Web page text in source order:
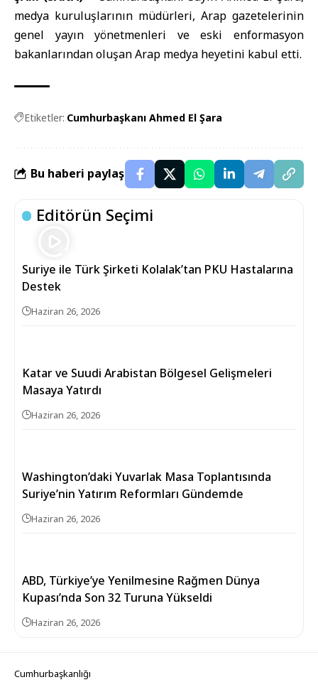
medya kuruluşlarının müdürleri, Arap gazetelerinin
genel yayın yönetmenleri ve eski enformasyon
bakanlarından oluşan Arap medya heyetini kabul etti.
Etiketler: Cumhurbaşkanı Ahmed El Şara
Bu haberi paylaş
Editörün Seçimi
Suriye ile Türk Şirketi Kolalak’tan PKU Hastalarına
Destek
Haziran 26, 2026
Katar ve Suudi Arabistan Bölgesel Gelişmeleri
Masaya Yatırdı
Haziran 26, 2026
Washington’daki Yuvarlak Masa Toplantısında
Suriye’nin Yatırım Reformları Gündemde
Haziran 26, 2026
ABD, Türkiye’ye Yenilmesine Rağmen Dünya
Kupası’nda Son 32 Turuna Yükseldi
Haziran 26, 2026
Cumhurbaşkanlığı